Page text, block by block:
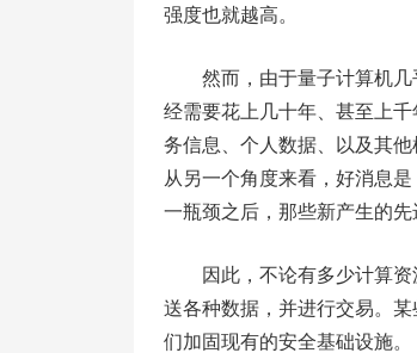
强度也就越高。
然而，由于量子计算机
经需要花上几十年、甚至上
务信息、个人数据、以及其
从另一个角度来看，好消息
一瓶颈之后，那些新产生的
因此，不论有多少计算
送各种数据，并进行交易。
们加固现有的安全基础设施。